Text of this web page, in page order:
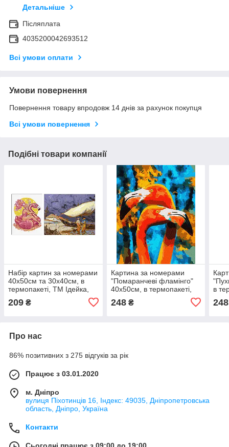
Детальніше
Післяплата
4035200042693512
Всі умови оплати
Умови повернення
Повернення товару впродовж 14 днів за рахунок покупця
Всі умови повернення
Подібні товари компанії
Набір картин за номерами
40х50см та 30х40см, в
термопакеті, ТМ Ідейка,
209 ₴
Картина за номерами
"Помаранчеві фламінго"
40х50см, в термопакеті,
248₴
в
248
Про нас
86% позитивних з 275 відгуків за рік
Працює з 03.01.2020
м. Дніпро
вулиця Піхотинців 16, Індекс: 49035, Дніпропетровська
область, Дніпро, Україна
Контакти